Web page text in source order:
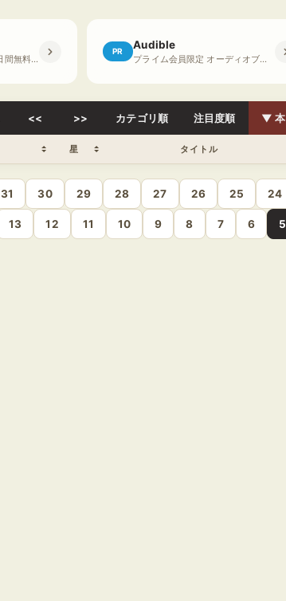
電子書籍 読み放題 ・ 30日間無料体験
PR Audible
プライム会員限定 オーディオブック ・ 30日間無料体験
<< >> カテゴリ順 注目度順 ▼ 本
星 タイトル
31 30 29 28 27 26 25 24
13 12 11 10 9 8 7 6 5